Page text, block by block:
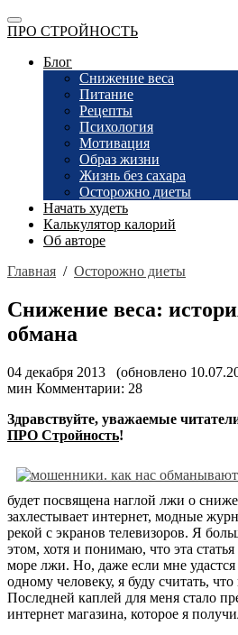
ПРО СТРОЙНОСТЬ
Блог
Снижение веса
Питание
Рецепты
Психология
Мотивация
Образ жизни
Жизнь без сахара
Осторожно диеты
Начать худеть
Калькулятор калорий
Об авторе
Главная / Осторожно диеты
Снижение веса:
обмана
04 декабря 2013 (обновлено
мин Комментарии: 28
Здравствуйте, уважаемые
ПРО Стройность!
будет посвящена наглой лжи о
захлестывает интернет, модные
рекой с экранов телевизоров. Я
этом, хотя и понимаю, что эта
море лжи. Но, даже если мне удастся
одному человеку, я буду считать, что
Последней каплей для меня стало
интернет магазина, которое я